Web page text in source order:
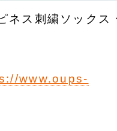
ネス刺繍ソック
www.oups-